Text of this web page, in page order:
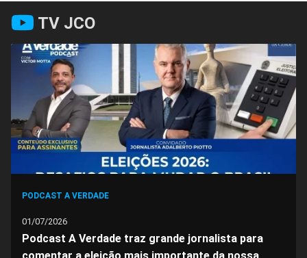
Compartilhar
no
Facebook
no
Whatsapp
no
Twitter
no
Messenger
no
Telegram
no
Gettr
TV JCO
PODCAST A VERDADE
01/07/2026
Podcast A Verdade traz grande jornalista para